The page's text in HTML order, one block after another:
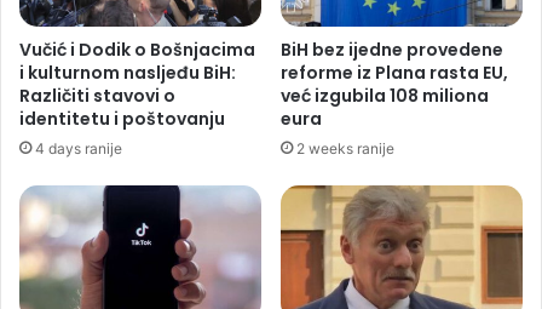
Vučić i Dodik o Bošnjacima
i kulturnom nasljeđu BiH:
Različiti stavovi o
identitetu i poštovanju
4 days ranije
BiH bez ijedne provedene
reforme iz Plana rasta EU,
već izgubila 108 miliona
eura
2 weeks ranije